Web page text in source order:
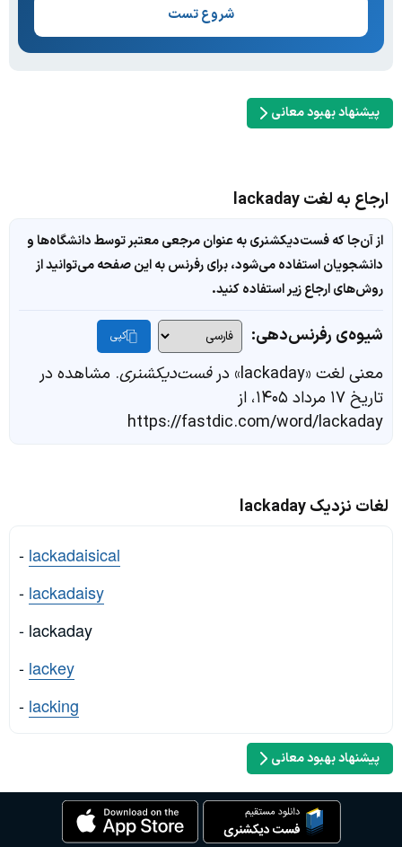
شروع تست
پیشنهاد بهبود معانی
ارجاع به لغت lackaday
از آن‌جا که فست‌دیکشنری به عنوان مرجعی معتبر توسط دانشگاه‌ها و
دانشجویان استفاده می‌شود، برای رفرنس به این صفحه می‌توانید از
روش‌های ارجاع زیر استفاده کنید.
شیوه‌ی رفرنس‌دهی: کپی
معنی لغت «lackaday» در فست‌دیکشنری. مشاهده در
تاریخ ۱۷ مرداد ۱۴۰۵، از
https://fastdic.com/word/lackaday
لغات نزدیک lackaday
- lackadaisical
- lackadaisy
- lackaday
- lackey
- lacking
پیشنهاد بهبود معانی